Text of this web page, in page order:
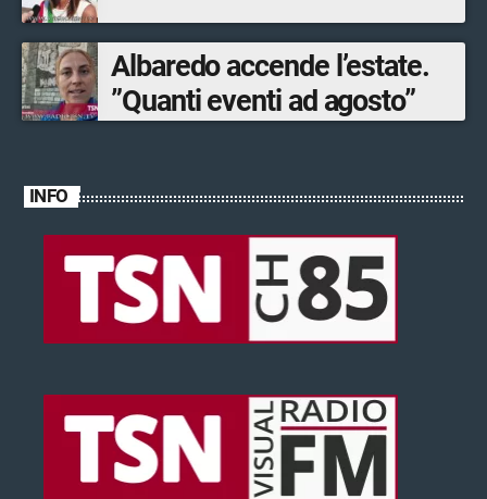
Albaredo accende l’estate.
”Quanti eventi ad agosto”
INFO